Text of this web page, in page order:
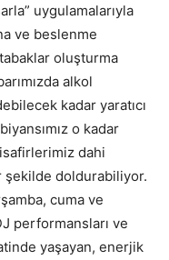
uygulamalarıyla
ve beslenme
oluşturma
alkol
kadar yaratıcı
o kadar
dahi
doldurabiliyor.
cuma ve
performansları ve
yaşayan, enerjik